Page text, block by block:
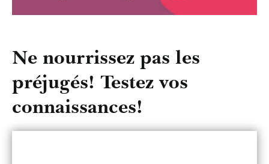
Ne nourrissez pas les
préjugés! Testez vos
connaissances!